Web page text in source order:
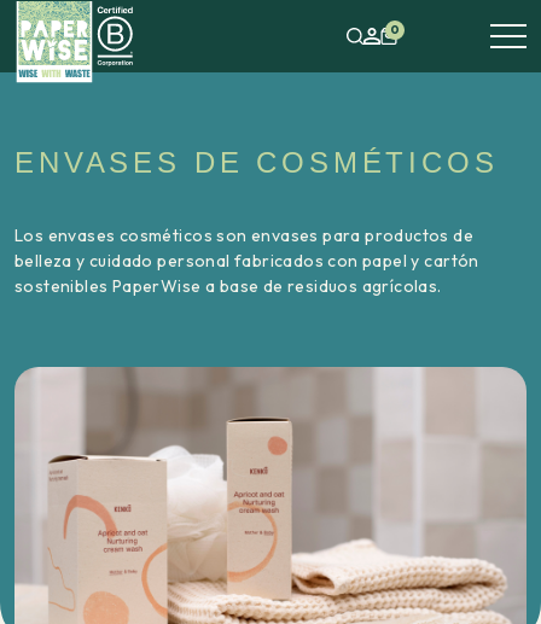
0
ENVASES DE COSMÉTICOS
Los envases cosméticos son envases para productos de
belleza y cuidado personal fabricados con papel y cartón
sostenibles PaperWise a base de residuos agrícolas.